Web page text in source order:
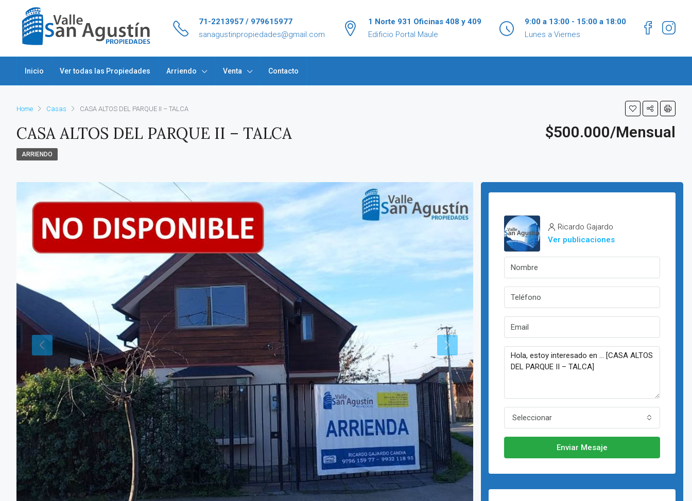
71-2213957 / 979615977
sanagustinpropiedades@gmail.com
1 Norte 931 Oficinas 408 y 409
Edificio Portal Maule
9:00 a 13:00 - 15:00 a 18:00
Lunes a Viernes
Inicio Ver todas las Propiedades Arriendo Venta Contacto
Home Casas CASA ALTOS DEL PARQUE II – TALCA
CASA ALTOS DEL PARQUE II – TALCA $500.000/Mensual
ARRIENDO
Ricardo Gajardo
Ver publicaciones
Seleccionar
Enviar Mesaje